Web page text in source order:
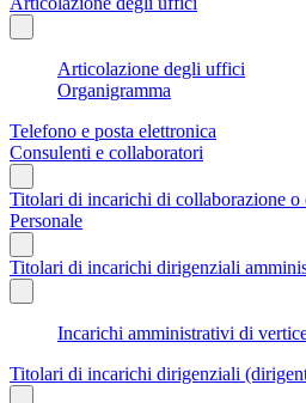
Articolazione degli uffici
Organigramma
Telefono e posta elettronica
Consulenti e collaboratori
Titolari di incarichi di collaborazione o
Personale
Titolari di incarichi dirigenziali
Incarichi amministrativi di
Titolari di incarichi dirigenziali